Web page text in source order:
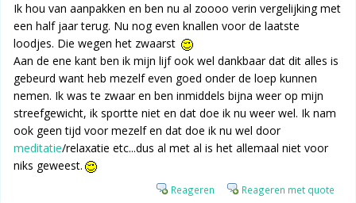
Ik hou van aanpakken en ben nu al zoooo verin vergelijking met
een half jaar terug. Nu nog even knallen voor de laatste
loodjes. Die wegen het zwaarst
Aan de ene kant ben ik mijn lijf ook wel dankbaar dat dit alles is
gebeurd want heb mezelf even goed onder de loep kunnen
nemen. Ik was te zwaar en ben inmiddels bijna weer op mijn
streefgewicht, ik sportte niet en dat doe ik nu weer wel. Ik nam
ook geen tijd voor mezelf en dat doe ik nu wel door
meditatie/relaxatie etc...dus al met al is het allemaal niet voor
niks geweest.
Reageren Reageren met quote